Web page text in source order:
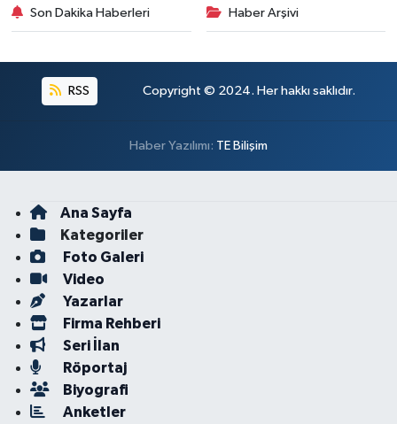
Son Dakika Haberleri Haber Arşivi
RSS Copyright © 2024. Her hakkı saklıdır.
Haber Yazılımı: TE Bilişim
Ana Sayfa
Kategoriler
Foto Galeri
Video
Yazarlar
Firma Rehberi
Seri İlan
Röportaj
Biyografi
Anketler